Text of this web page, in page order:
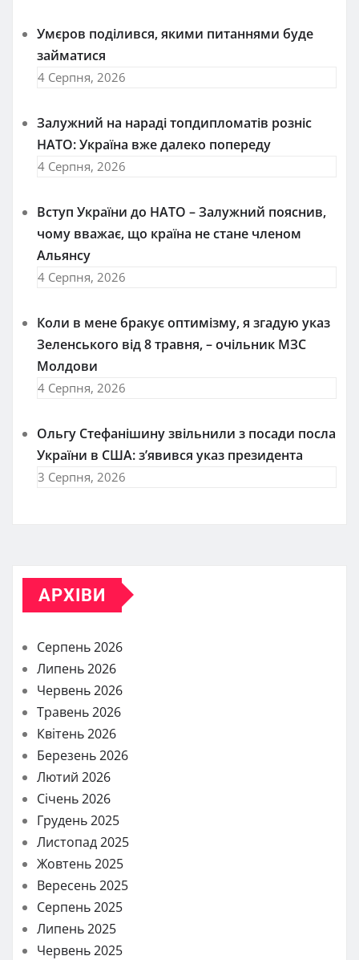
Умєров поділився, якими питаннями буде
займатися
4 Серпня, 2026
Залужний на нараді топдипломатів розніс
НАТО: Україна вже далеко попереду
4 Серпня, 2026
Вступ України до НАТО – Залужний пояснив,
чому вважає, що країна не стане членом
Альянсу
4 Серпня, 2026
Коли в мене бракує оптимізму, я згадую указ
Зеленського від 8 травня, – очільник МЗС
Молдови
4 Серпня, 2026
Ольгу Стефанішину звільнили з посади посла
України в США: з’явився указ президента
3 Серпня, 2026
АРХІВИ
Серпень 2026
Липень 2026
Червень 2026
Травень 2026
Квітень 2026
Березень 2026
Лютий 2026
Січень 2026
Грудень 2025
Листопад 2025
Жовтень 2025
Вересень 2025
Серпень 2025
Липень 2025
Червень 2025